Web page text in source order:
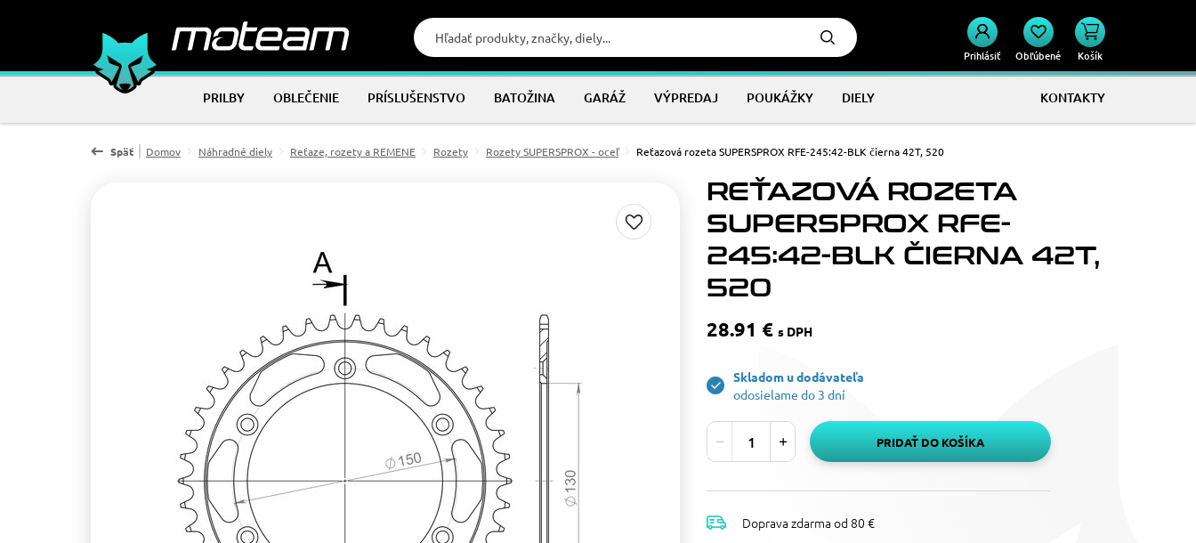
Prihlásiť Obľúbené Košík
PRILBY OBLEČENIE PRÍSLUŠENSTVO BATOŽINA GARÁŽ VÝPREDAJ POUKÁŽKY DIELY KONTAKTY
Späť Domov Náhradné diely Reťaze, rozety a REMENE Rozety Rozety SUPERSPROX - oceľ Reťazová rozeta SUPERSPROX RFE-245:42-BLK čierna 42T, 520
REŤAZOVÁ ROZETA
SUPERSPROX RFE-
245:42-BLK ČIERNA 42T,
520
28.91 € s DPH
Skladom u dodávateľa
odosielame do 3 dní
PRIDAŤ DO KOŠÍKA
Doprava zdarma od 80 €